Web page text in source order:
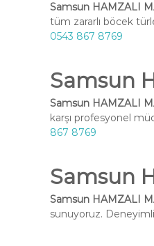
Samsun HAMZALI
tüm zararlı böcek
0543 867 8769
Samsun
Samsun HAMZALI
karşı profesyonel
867 8769
Samsun
Samsun HAMZALI
sunuyoruz.